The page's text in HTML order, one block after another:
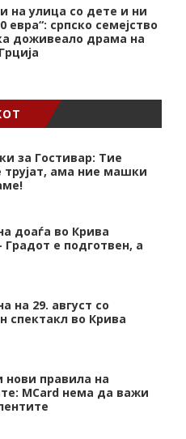
на улица со дете и ни
евра“: српско семејство
доживеало драма на
за Гостивар: Тие
трујат, ама ние машки
доаѓа во Крива
Градот е подготвен, а
на 29. август со
спектакл во Крива
нови правила на
MCard нема да важи